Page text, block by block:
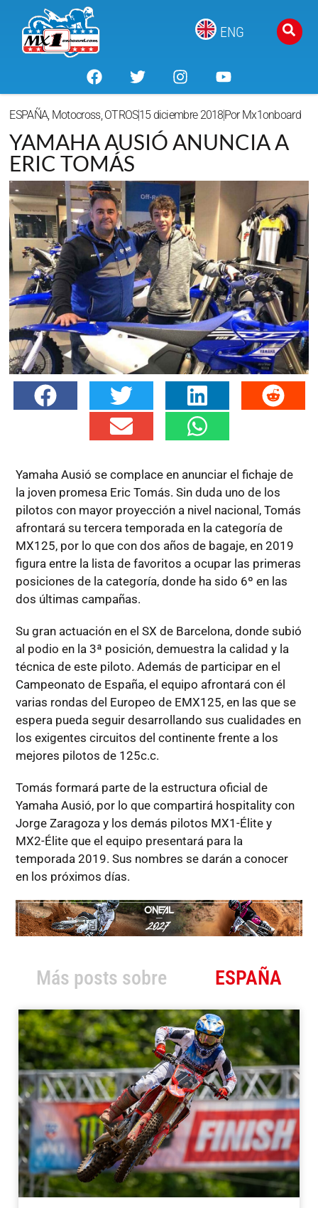
ENG
ESPAÑA, Motocross,OTROS15 diciembre 2018 PorMx1onboard
YAMAHA AUSIÓ ANUNCIA A
ERIC TOMÁS
Yamaha Ausió se complace en anunciar el fichaje de
la joven promesa Eric Tomás. Sin duda uno de los
pilotos con mayor proyección a nivel nacional, Tomás
afrontará su tercera temporada en la categoría de
MX125, por lo que con dos años de bagaje, en 2019
figura entre la lista de favoritos a ocupar las primeras
posiciones de la categoría, donde ha sido 6º en las
dos últimas campañas.
Su gran actuación en el SX de Barcelona, donde subió
al podio en la 3ª posición, demuestra la calidad y la
técnica de este piloto. Además de participar en el
Campeonato de España, el equipo afrontará con él
varias rondas del Europeo de EMX125, en las que se
espera pueda seguir desarrollando sus cualidades en
los exigentes circuitos del continente frente a los
mejores pilotos de 125c.c.
Tomás formará parte de la estructura oficial de
Yamaha Ausió, por lo que compartirá hospitality con
Jorge Zaragoza y los demás pilotos MX1-Élite y
MX2-Élite que el equipo presentará para la
temporada 2019. Sus nombres se darán a conocer
en los próximos días.
Más posts sobre ESPAÑA